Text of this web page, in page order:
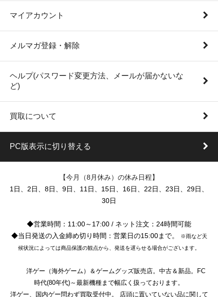
マイアカウント
メルマガ登録・解除
ヘルプ(パスワード変更方法、メールが届かないな
ど)
買取について
PC版表示に切り替える
【今月（8月休み）の休み日程】
1日、2日、8日、9日、11日、15日、16日、22日、23日、29日、
30日
◆営業時間：11:00～17:00 / ネット注文：24時間可能
◆当日発送の入金締め切り時間：営業日の15:00まで。
※雨など天
候状況によっては商品保護の観点から、発送を遅らせる場合がございます。
洋ゲー（海外ゲーム）＆ゲームグッズ販売店。中古＆新品。FC
時代(80年代)～最新機種まで幅広く扱っております。
洋ゲー、国内ゲー問わず買取受付中。 店頭に置いていない品に関して